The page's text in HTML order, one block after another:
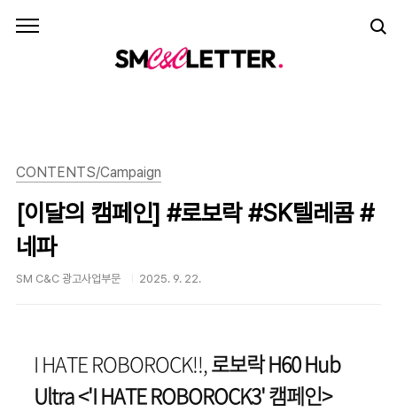
CONTENTS/Campaign
[이달의 캠페인] #로보락 #SK텔레콤 #
네파
SM C&C 광고사업부문 2025. 9. 22.
I HATE ROBOROCK!!,로보락 H60 Hub
Ultra <'I HATE ROBOROCK3' 캠페인>